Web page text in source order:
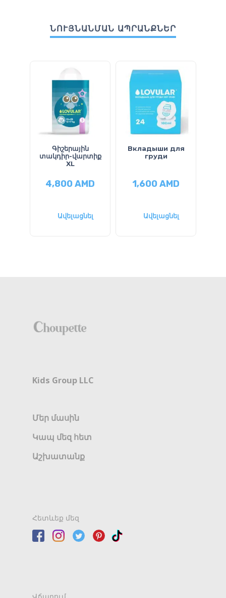
ՆՈՒՅՆԱՆՄԱՆ ԱՊՐԱՆՔՆԵՐ
Գիշերային
տակդիր-վարտիք
XL
4,800AMD
Ավելացնել
Вкладыши для
груди
1,600AMD
Ավելացնել
Kids Group LLC
Մեր մասին
Կապ մեզ հետ
Աշխատանք
Հետևեք մեզ